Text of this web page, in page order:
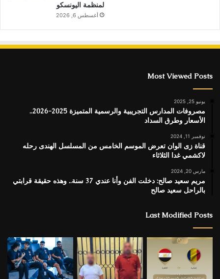
لمنظمة اليونسكو
أغسطس 6, 2026
Most Viewed Posts
يونيو 25, 2025
مصروفات المدارس التجريبية والرسمية المتميزة 2025-2026..
الأسعار وطرق السداد
نوفمبر 11, 2024
قناة زى الوان تعرض الموسم الخامس من المسلسل الهندى رحله
لاكشمي غدا الثلاثاء
مارس 20, 2024
مريم سعيد صالح: دخلت الفن وأنا عندي 37 سنة.. وهذه حقيقة قرابتي
بالراحل سعيد صالح
Last Modified Posts